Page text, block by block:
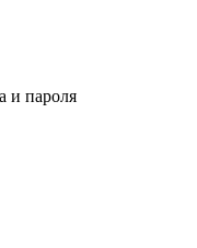
и пароля